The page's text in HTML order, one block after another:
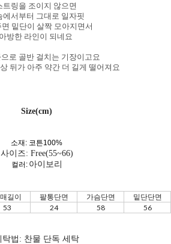
트링을 조이지 않으면
에서부터 그대로 일자핏
면 밑단이 살짝 모아지면서
아방한 라인이 되네요
로 골반 걸치는 기장이고요
뒤가 아주 약간 더 길게 떨어져요
Size(cm)
소재: 코튼100%
사이즈: Free(55~66)
컬러: 아이보리
길이 팔통단면 가슴단면
밑단단면
53 24 58 56
탁법: 찬물 단독 세탁